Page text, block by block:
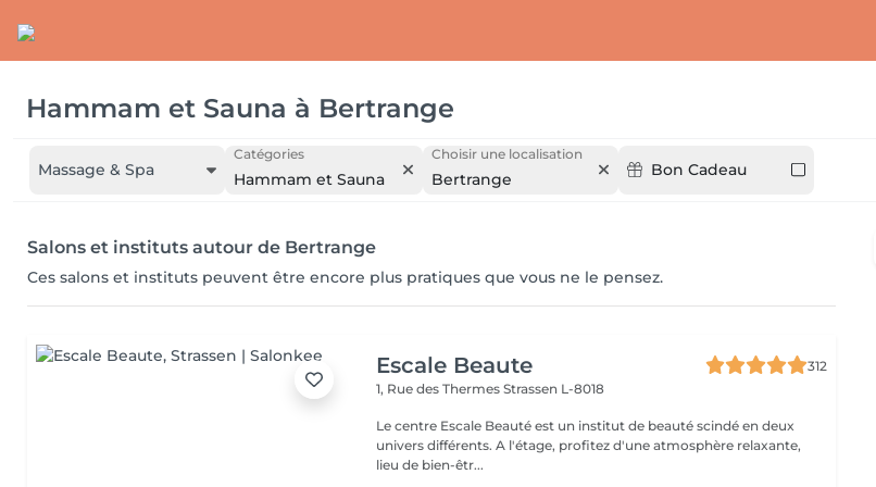
Hammam et Sauna à Bertrange
Massage & Spa
Catégories
Hammam et Sauna
Choisir une localisation
Bertrange Bon Cadeau
Salons et instituts autour de Bertrange
Ces salons et instituts peuvent être encore plus pratiques que vous ne le pensez.
Escale Beaute
312
1, Rue des ThermesStrassen L-8018
Le centre Escale Beauté est un institut de beauté scindé en deux
univers différents. A l'étage, profitez d'une atmosphère relaxante,
lieu de bien-êtr...